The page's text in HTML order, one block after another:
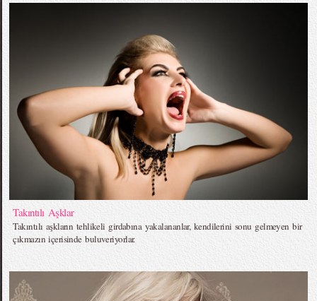
Takıntılı Aşklar
Takıntılı aşkların tehlikeli girdabına yakalananlar, kendilerini sonu gelmeyen bir
çıkmazın içerisinde buluveriyorlar.